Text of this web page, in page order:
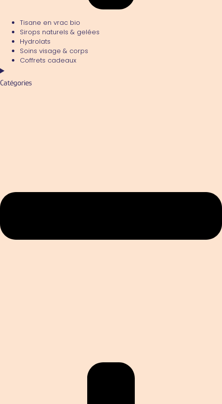
Tisane en vrac bio
Sirops naturels & gelées
Hydrolats
Soins visage & corps
Coffrets cadeaux
Catégories